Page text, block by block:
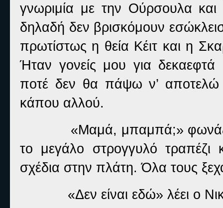
γνωριμία με την Ούρσουλα
δηλαδή δεν βρισκόμουν
πρωτίστως η θεία Κέιτ και η
Ήταν γονείς μου για δεκαεφτά
ποτέ δεν θα πάψω ν’ αποτελώ
κάπου αλλού.
«Μαμά, μπαμπά;»
το μεγάλο στρογγυλό τραπέζι
σχέδια στην πλάτη. Όλα τους
«Δεν είναι εδώ» λέει ο